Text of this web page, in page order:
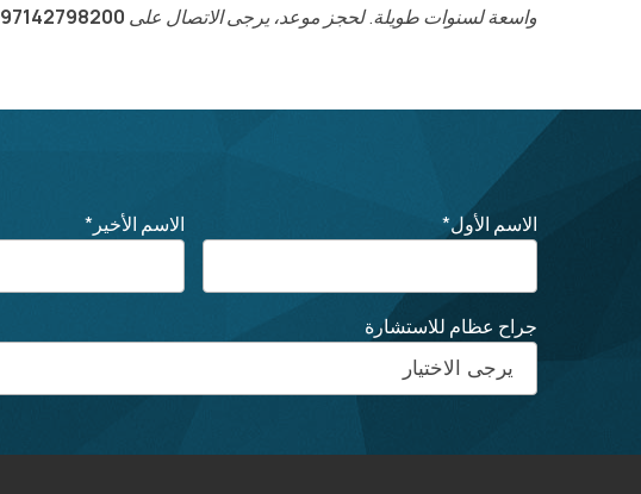
واسعة لسنوات طويلة. لحجز موعد، يرجى الاتصال على 97142798200+
الاسم الأول* الاسم الأخير *
جراح عظام للاستشارة